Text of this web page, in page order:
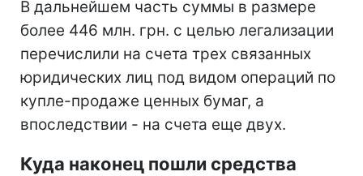
В дальнейшем часть суммы в размере
более 446 млн. грн. с целью легализации
перечислили на счета трех связанных
юридических лиц под видом операций по
купле-продаже ценных бумаг, а
впоследствии - на счета еще двух.
Куда наконец пошли средства